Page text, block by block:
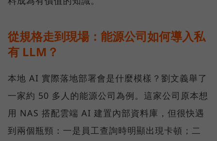
從規格走到現場：能源公司如何導入私
有 LLM？
本地 AI 實際落地部署會是什麼模樣？劉文義舉了
一家約 50 多人的能源公司為例。這家公司原本想
用 NAS 搭配雲端 AI 建置內部資料庫，但很快遇
到兩個瓶頸：一是員工查詢時明顯出現卡頓；二